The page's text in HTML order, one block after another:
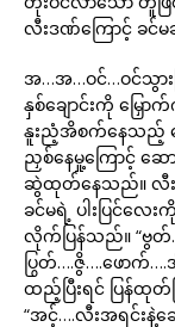
လီးဒဏ်ကြောင့် ခင်
အ…အ…ဝင်…ဝင်သွာ
နှစ်ချောင်းကို မြှေ
နူးညံ့အိစက်နေသည့်
ညှစ်နေမှု့ကြောင့် ဆ
ဆွဲထုတ်နေသည်။ လီး
ခင်မရဲ့ ပါးပြင်လေ
လိုက်ပြန်သည်။ “ဗွတ်
ပြွတ်….ဇွိ….ဖောက်
ထည့်ပြီးရင် ပြန်ထုတ်
“အင့်….လီးအရင်းနဲ့